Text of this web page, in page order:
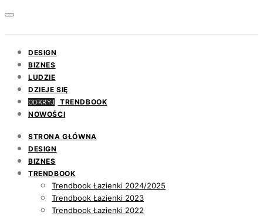
DESIGN
BIZNES
LUDZIE
DZIEJE SIĘ
ODKRYJ
TRENDBOOK
NOWOŚCI
STRONA GŁÓWNA
DESIGN
BIZNES
TRENDBOOK
Trendbook Łazienki 2024/2025
Trendbook Łazienki 2023
Trendbook Łazienki 2022